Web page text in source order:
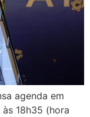
agenda em
18h35 (hora